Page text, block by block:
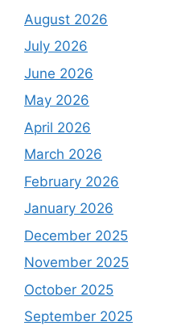
August 2026
July 2026
June 2026
May 2026
April 2026
March 2026
February 2026
January 2026
December 2025
November 2025
October 2025
September 2025